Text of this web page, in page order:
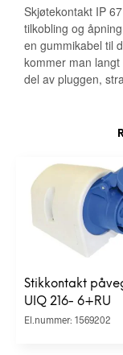
Skjøtekontakt IP
tilkobling og
en gummikabel til
kommer man
del av pluggen,
Stikkontakt
UIQ 216- 6+RU
El.nummer: 1569202